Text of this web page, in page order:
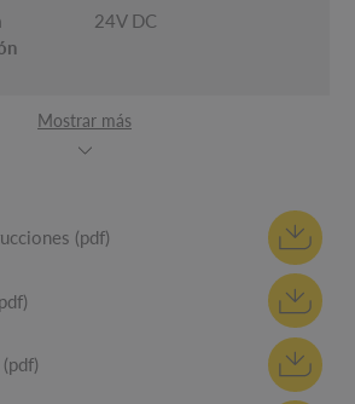
24V DC
Mostrar más
(pdf)